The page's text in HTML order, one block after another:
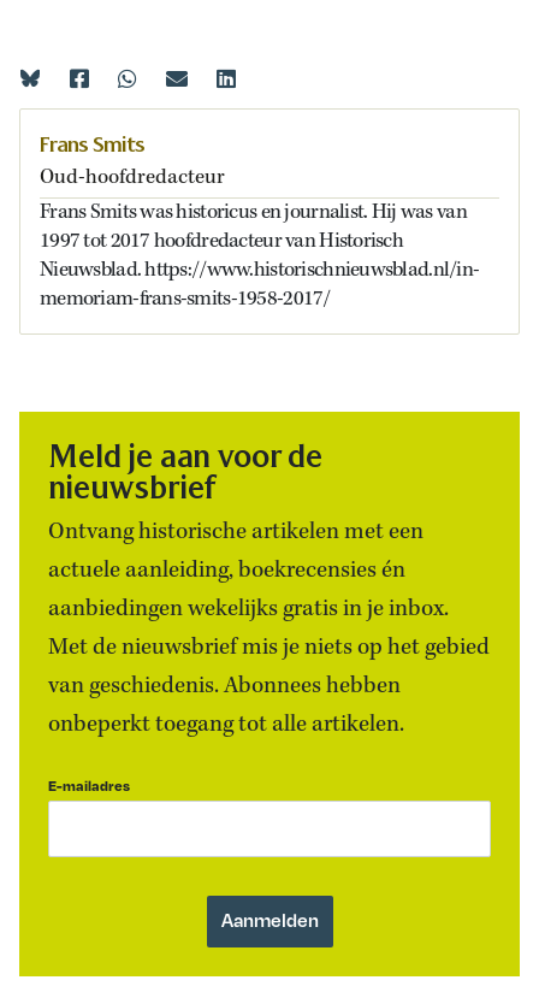
Frans Smits
Oud-hoofdredacteur
Frans Smits was historicus en journalist. Hij was van
1997 tot 2017 hoofdredacteur van Historisch
Nieuwsblad. https://www.historischnieuwsblad.nl/in-
memoriam-frans-smits-1958-2017/
Meld je aan voor de
nieuwsbrief
Ontvang historische artikelen met een
actuele aanleiding, boekrecensies én
aanbiedingen wekelijks gratis in je inbox.
Met de nieuwsbrief mis je niets op het gebied
van geschiedenis. Abonnees hebben
onbeperkt toegang tot alle artikelen.
E-mailadres